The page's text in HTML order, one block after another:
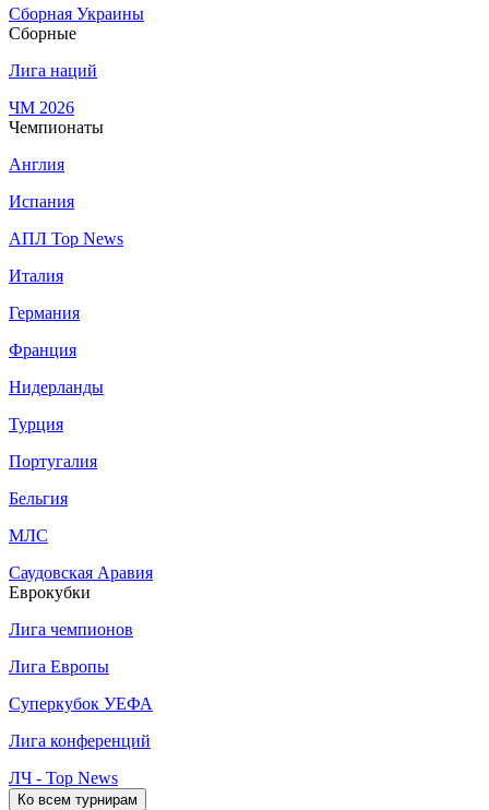
Сборная Украины
Сборные
Лига наций
ЧМ 2026
Чемпионаты
Англия
Испания
АПЛ Top News
Италия
Германия
Франция
Нидерланды
Турция
Португалия
Бельгия
МЛС
Саудовская Аравия
Еврокубки
Лига чемпионов
Лига Европы
Суперкубок УЕФА
Лига конференций
ЛЧ - Top News
Ко всем турнирам